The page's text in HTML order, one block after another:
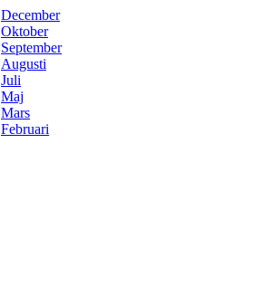
December
Oktober
September
Augusti
Juli
Maj
Mars
Februari